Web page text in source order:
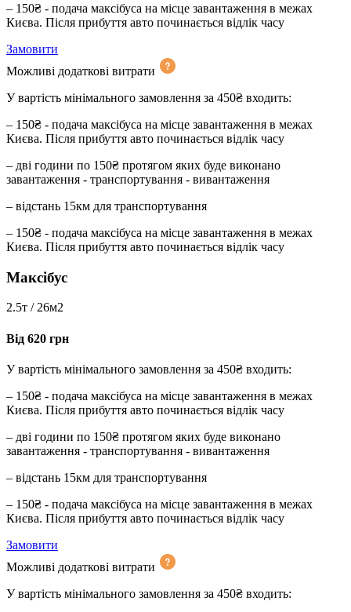
– 150₴ - подача максібуса на місце завантаження в межах
Києва. Після прибуття авто починається відлік часу
Замовити
Можливі додаткові витрати
У вартість мінімального замовлення за 450₴ входить:
– 150₴ - подача максібуса на місце завантаження в межах
Києва. Після прибуття авто починається відлік часу
– дві години по 150₴ протягом яких буде виконано
завантаження - транспортування - вивантаження
– відстань 15км для транспортування
– 150₴ - подача максібуса на місце завантаження в межах
Києва. Після прибуття авто починається відлік часу
Максібус
2.5т / 26м2
Від 620 грн
У вартість мінімального замовлення за 450₴ входить:
– 150₴ - подача максібуса на місце завантаження в межах
Києва. Після прибуття авто починається відлік часу
– дві години по 150₴ протягом яких буде виконано
завантаження - транспортування - вивантаження
– відстань 15км для транспортування
– 150₴ - подача максібуса на місце завантаження в межах
Києва. Після прибуття авто починається відлік часу
Замовити
Можливі додаткові витрати
У вартість мінімального замовлення за 450₴ входить: